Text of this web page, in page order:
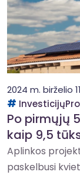
2024 m. birželio
Po pirmųjų
kaip 9,5
Aplinkos
paskelbusi